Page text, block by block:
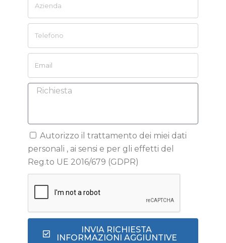
Autorizzo il trattamento dei miei dati
personali , ai sensi e per gli effetti del
Reg.to UE 2016/679 (GDPR)
INVIA RICHIESTA
INFORMAZIONI AGGIUNTIVE